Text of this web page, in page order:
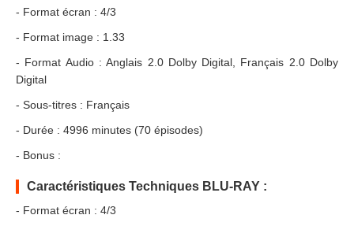
- Format écran : 4/3
- Format image : 1.33
- Format Audio : Anglais 2.0 Dolby Digital, Français 2.0 Dolby
Digital
- Sous-titres : Français
- Durée : 4996 minutes (70 épisodes)
- Bonus :
Caractéristiques Techniques BLU-RAY :
- Format écran : 4/3